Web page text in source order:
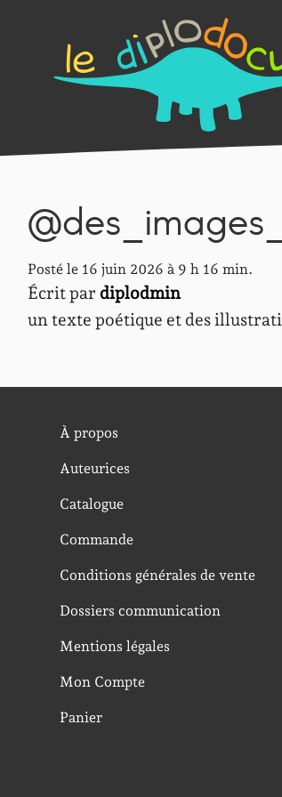
Posté le 16 juin 2026 à 9 h 16 min.
Écrit par diplodmin
un texte poétique et des
À propos
Auteurices
Catalogue
Commande
Conditions générales de vente
Dossiers communication
Mentions légales
Mon Compte
Panier